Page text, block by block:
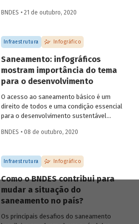
aprovado este ano, e sobre a contribuição
melhorar a qualidades dos serviços no
país.
BNDES • 21 de outubro, 2020
Infraestrutura Infográfico
Saneamento: infográficos
mostram importância do tema
para o desenvolvimento
O acesso ao saneamento básico é um
direito de todos e uma condição essencial
para o desenvolvimento sustentável
importância do tema, preparamos uma
abordando conceitos, situação atual do
país, impactos para população e meio
universalização dos serviços.
BNDES • 08 de outubro, 2020
Infraestrutura Infográfico
Como o BNDES contribui para
mudar a situação do
saneamento no país?
Os principais desafios do saneamento